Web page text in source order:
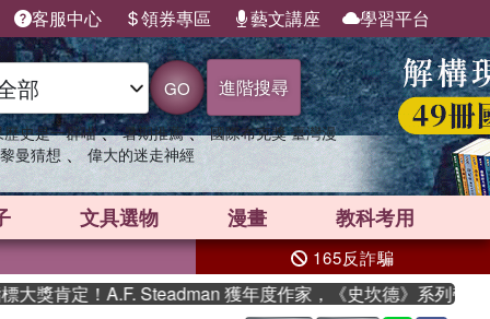
客服中心 領券專區 藝文講座 學習平台
GO 進階搜尋
歷史是一群喵 、 暑期推薦 、 國際布克獎 臺灣漫
曼猜想 、 偉大的迷走神經
文具選物 漫畫 教科考用
165反詐騙
肯定！A.F. Steadman 獲年度作家，《史坎德》系列帶你踏